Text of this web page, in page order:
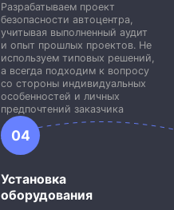
Разрабатываем проект
безопасности автоцентра,
учитывая выполненный аудит
и опыт прошлых проектов. Не
используем типовых решений,
а всегда подходим к вопросу
со стороны индивидуальных
особенностей и личных
предпочтений заказчика
04
Установка
оборудования